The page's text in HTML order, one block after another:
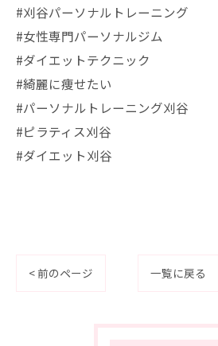
#刈谷パーソナルトレーニング
#女性専門パーソナルジム
#ダイエットテクニック
#綺麗に痩せたい
#パーソナルトレーニング刈谷
#ピラティス刈谷
#ダイエット刈谷
< 前のページ 一覧に戻る